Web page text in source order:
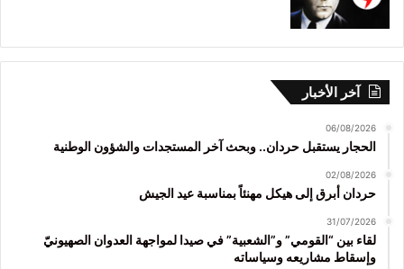
آخر الأخبار
06/08/2026
الحجار يستقبل حردان.. وبحث آخر المستجدات والشؤون الوطنية
02/08/2026
حردان أبرق إلى هيكل مهنئاً بمناسبة عيد الجيش
31/07/2026
لقاء بين “القومي” و”الشعبية” في صيدا لمواجهة العدوان الصهيونيّ
وإسقاط مشاريعه وسياساته